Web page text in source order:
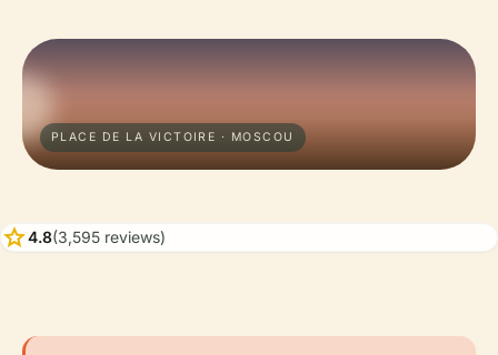
PLACE DE LA VICTOIRE · MOSCOU
star4.8(3,595 reviews)